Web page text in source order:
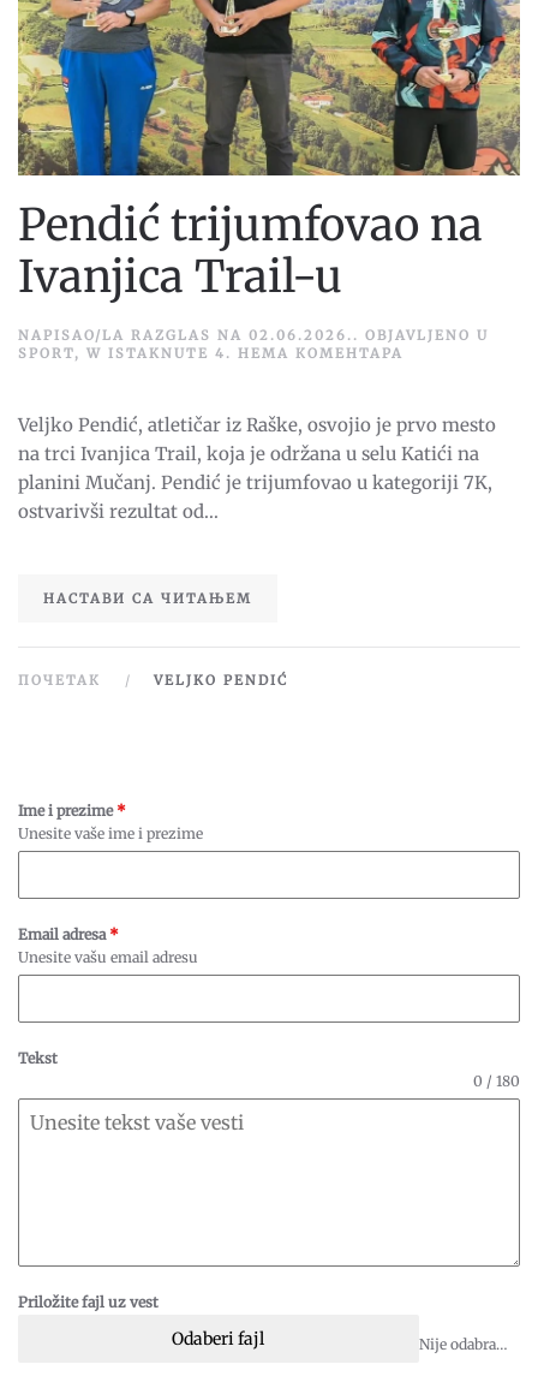
Pendić trijumfovao na
Ivanjica Trail-u
NAPISAO/LA RAZGLAS NA 02.06.2026. . OBJAVLJENO U
SPORT, W ISTAKNUTE 4 . НЕМА КОМЕНТАРА
IVANJICA
TRAIL-
U
Veljko Pendić, atletičar iz Raške, osvojio je prvo mesto
na trci Ivanjica Trail, koja je održana u selu Katići na
planini Mučanj. Pendić je trijumfovao u kategoriji 7K,
ostvarivši rezultat od...
НАСТАВИ СА ЧИТАЊЕМ
ПОЧЕТАК VELJKO PENDIĆ
Ime i prezime *
Unesite vaše ime i prezime
Email adresa *
Unesite vašu email adresu
Tekst
0 / 180
Priložite fajl uz vest
Odaberi fajl Nije odabran fajl